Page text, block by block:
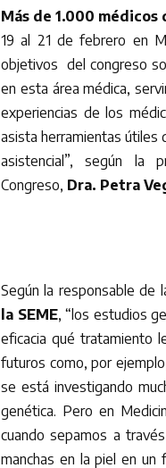
Más de 1.000
19 al 21 de febrero en
objetivos del congreso
en esta área médica,
experiencias de los
asista herramientas útiles
asistencial”, según la
Congreso, Dra. Petra
Según la responsable de
la SEME, “los estudios
eficacia qué tratamiento
futuros como, por
se está investigando
genética. Pero en
cuando sepamos a
manchas en la piel en